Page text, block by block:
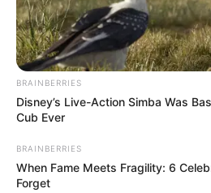
PRONOSTIC QUINTE 60E
DE PARILLY 2025
BRAINBERRIES
Disney’s Live-Action Simba Was
Cub Ever
BRAINBERRIES
When Fame Meets Fragility: 6
Forget